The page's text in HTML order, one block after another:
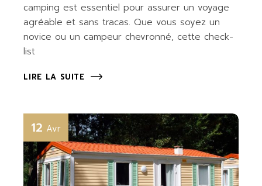
camping est essentiel pour assurer un voyage
agréable et sans tracas. Que vous soyez un
novice ou un campeur chevronné, cette check-
list
LIRE LA SUITE
12 Avr